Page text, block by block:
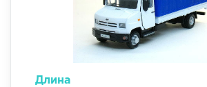
Длина